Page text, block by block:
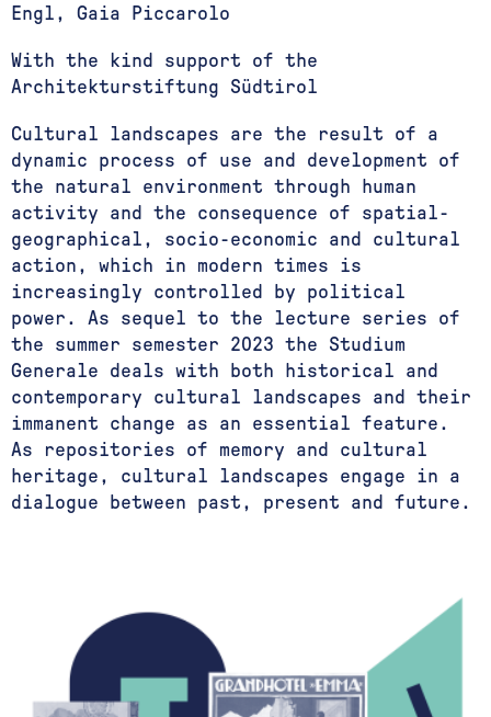
Engl, Gaia Piccarolo
With the kind support of the
Architekturstiftung Südtirol
Cultural landscapes are the result of a
dynamic process of use and development of
the natural environment through human
activity and the consequence of spatial-
geographical, socio-economic and cultural
action, which in modern times is
increasingly controlled by political
power. As sequel to the lecture series of
the summer semester 2023 the Studium
Generale deals with both historical and
contemporary cultural landscapes and their
immanent change as an essential feature.
As repositories of memory and cultural
heritage, cultural landscapes engage in a
dialogue between past, present and future.